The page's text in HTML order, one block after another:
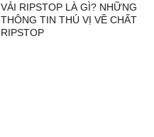
VẢI RIPSTOP LÀ GÌ? NHỮNG
THÔNG TIN THÚ VỊ VỀ CHẤT
RIPSTOP